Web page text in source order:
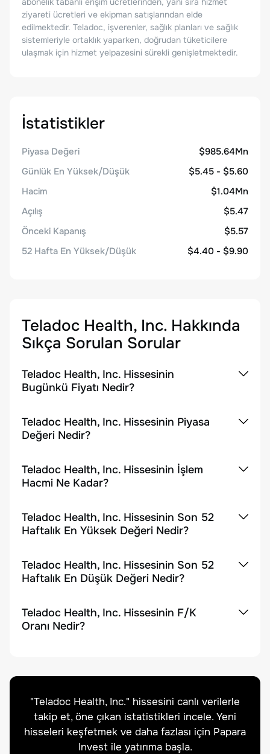
ziyareti ücretleri ve ekipman satışlarından elde
edilmektedir. Teladoc, işverenler, sağlık planları ve sağlık
sistemleriyle ortaklık yaparken, doğrudan tüketicilere
ulaşmak için hizmet yelpazesini sürekli genişletmektedir.
İstatistikler
Piyasa Değeri
$985.64Mn
Günlük En Yüksek/Düşük
$5.45 - $5.60
Hacim
$1.04Mn
Açılış
$5.47
Önceki Kapanış
$5.57
52 Hafta En Yüksek/Düşük
$4.40 - $9.90
Teladoc Health, Inc. Hakkında
Sıkça Sorulan Sorular
Teladoc Health, Inc. Hissesinin
Bugünkü Fiyatı Nedir?
Teladoc Health, Inc. Hissesinin Piyasa
Değeri Nedir?
Teladoc Health, Inc. Hissesinin İşlem
Hacmi Ne Kadar?
Teladoc Health, Inc. Hissesinin Son 52
Haftalık En Yüksek Değeri Nedir?
Teladoc Health, Inc. Hissesinin Son 52
Haftalık En Düşük Değeri Nedir?
Teladoc Health, Inc. Hissesinin F/K
Oranı Nedir?
"Teladoc Health, Inc." hissesini canlı verilerle
takip et, öne çıkan istatistikleri incele. Yeni
hisseleri keşfetmek ve daha fazlası için Papara
Invest ile yatırıma başla.